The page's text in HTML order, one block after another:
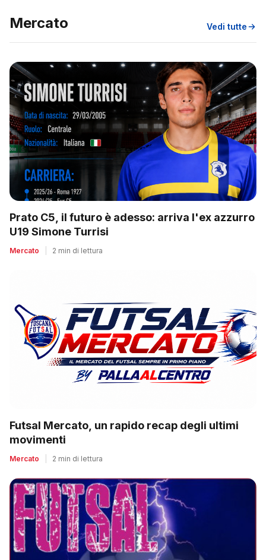
Mercato Vedi tutte
Prato C5, il futuro è adesso: arriva l'ex azzurro
U19 Simone Turrisi
Mercato 2 min di lettura
Futsal Mercato, un rapido recap degli ultimi
movimenti
Mercato 2 min di lettura